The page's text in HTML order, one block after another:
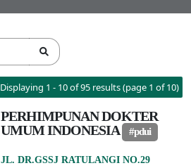
Displaying 1 - 10 of 95 results (page 1 of 10)
PERHIMPUNAN DOKTER
UMUM INDONESIA
#pdui
JL. DR.GSSJ RATULANGI NO.29